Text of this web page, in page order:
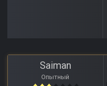
Saiman
Опытный